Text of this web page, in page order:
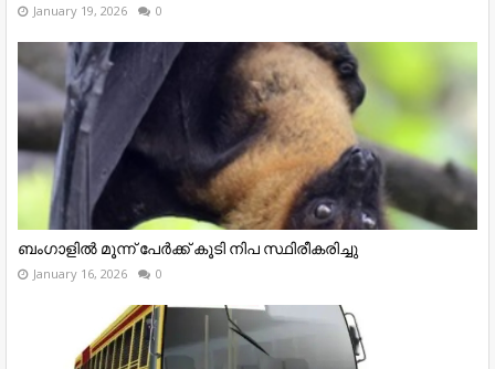
January 19, 2026 0
ബംഗാളില്‍ മൂന്ന് പേര്‍ക്ക് കൂടി നിപ സ്ഥിരീകരിച്ചു
January 16, 2026 0